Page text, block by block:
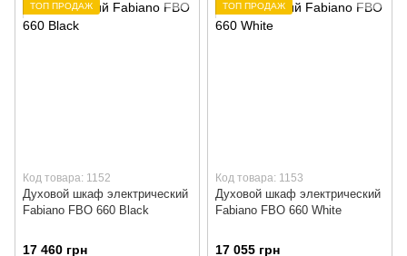
ТОП ПРОДАЖ
Код товара: 1152
Духовой шкаф электрический
Fabiano FBO 660 Black
17 460 грн
ТОП ПРОДАЖ
Код товара: 1153
Духовой шкаф электрический
Fabiano FBO 660 White
17 055 грн